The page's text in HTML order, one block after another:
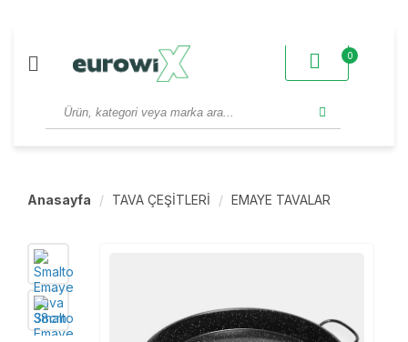
0
Anasayfa TAVA ÇEŞİTLERİ EMAYE TAVALAR